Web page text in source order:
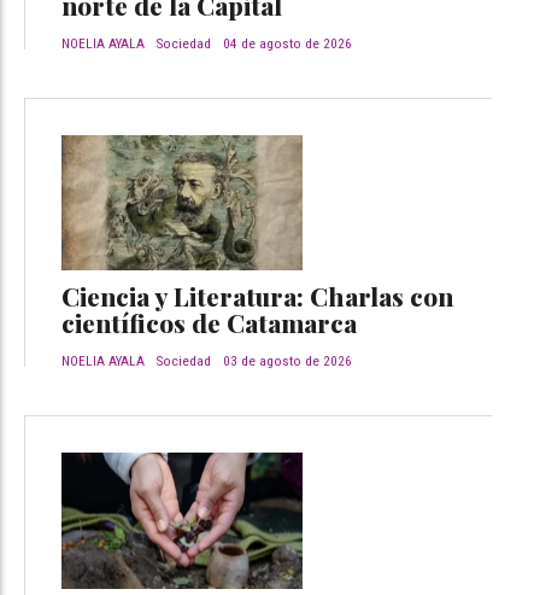
NOELIA AYALA Sociedad 04 de agosto de 2026
Ciencia y Literatura: Charlas con
científicos de Catamarca
NOELIA AYALA Sociedad 03 de agosto de 2026